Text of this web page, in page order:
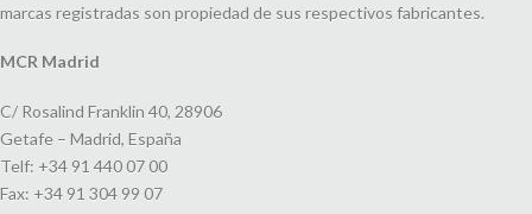
marcas registradas son propiedad de sus respectivos fabricantes.
MCR Madrid
C/ Rosalind Franklin 40, 28906
Getafe – Madrid, España
Telf: +34 91 440 07 00
Fax: +34 91 304 99 07